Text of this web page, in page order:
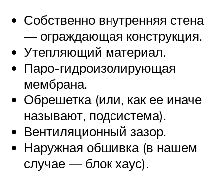
Собственно внутренняя стена
— ограждающая конструкция.
Утепляющий материал.
Паро-гидроизолирующая
мембрана.
Обрешетка (или, как ее иначе
называют, подсистема).
Вентиляционный зазор.
Наружная обшивка (в нашем
случае — блок хаус).